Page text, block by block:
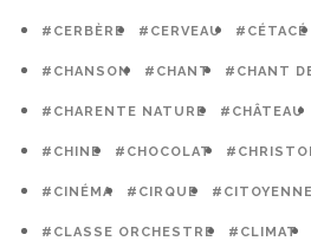
#CERBÈRE #CERVEAU #CÉTACÉ
#CHANSON #CHANT #CHANT
#CHARENTE NATURE #CHÂTEAU
#CHINE #CHOCOLAT
#CINÉMA #CIRQUE
#CLASSE ORCHESTRE #CLIMAT